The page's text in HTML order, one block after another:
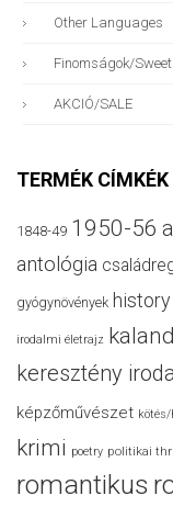
Other Languages
Finomságok/
AKCIÓ/SALE
TERMÉK CÍMKÉK
1848-49 1950-56
antológia
gyógynövények history
irodalmi életrajz
keresztény
képzőművészet
krimi poetry politikai
romantikus